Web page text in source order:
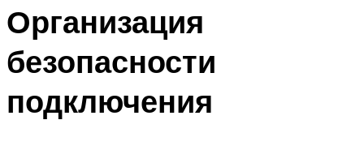
Организация
безопасности
подключения